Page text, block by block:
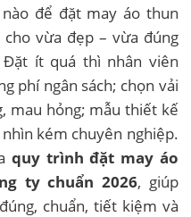
để đặt may áo thun
vừa đẹp – vừa đúng
ít quá thì nhân viên
phí ngân sách; chọn vải
mau hỏng; mẫu thiết kế
kém chuyên nghiệp.
quy trình đặt may áo
ty chuẩn 2026, giúp
chuẩn, tiết kiệm và